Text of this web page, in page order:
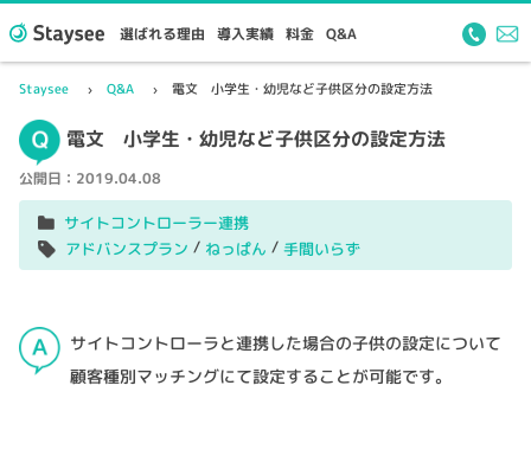
選ばれる理由 導入実績 料金 Q&A
Staysee Q&A 電文 小学生・幼児など子供区分の設定方法
電文 小学生・幼児など子供区分の設定方法
公開日： 2019.04.08
サイトコントローラー連携
アドバンスプラン / ねっぱん / 手間いらず
サイトコントローラと連携した場合の子供の設定について
顧客種別マッチングにて設定することが可能です。